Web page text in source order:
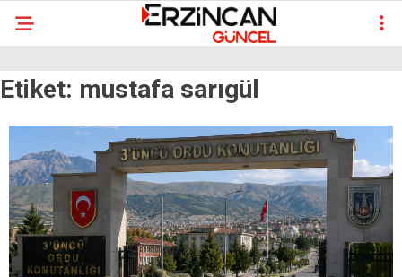
Etiket: mustafa sarıgül